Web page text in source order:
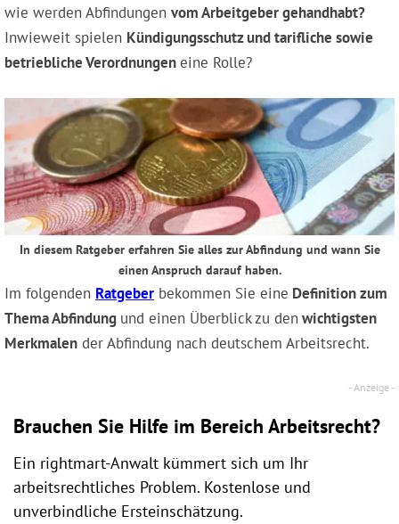
wie werden Abfindungen vom Arbeitgeber gehandhabt?
Inwieweit spielen Kündigungsschutz und tarifliche sowie
betriebliche Verordnungeneine Rolle?
In diesem Ratgeber erfahren Sie alles zur Abfindung und wann Sie
einen Anspruch darauf haben.
Im folgenden Ratgeber bekommen Sie eine Definition zum
Thema Abfindung und einen Überblick zu denwichtigsten
Merkmalen der Abfindung nach deutschem Arbeitsrecht.
Brauchen Sie Hilfe im Bereich Arbeitsrecht?
Ein rightmart-Anwalt kümmert sich um Ihr
arbeitsrechtliches Problem. Kostenlose und
unverbindliche Ersteinschätzung.